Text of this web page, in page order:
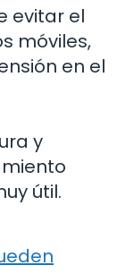
evitar el
móviles,
en el
y
útil.